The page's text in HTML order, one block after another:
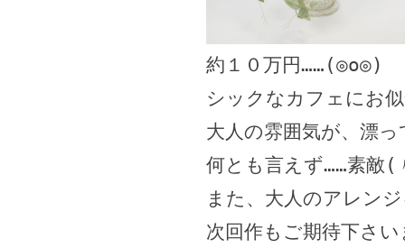
約１０万円……(◎o◎)
シックなカフェにお
大人の雰囲気が、漂
何とも言えず……素敵(
また、大人のアレン
次回作もご期待下さ